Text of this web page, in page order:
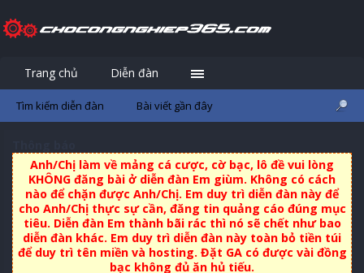
Anh/Chị làm về mảng cá cược, cờ bạc, lô đề vui lòng
KHÔNG đăng bài ở diễn đàn Em giùm. Không có cách
nào để chặn được Anh/Chị. Em duy trì diễn đàn này để
cho Anh/Chị thực sự cần, đăng tin quảng cáo đúng mục
tiêu. Diễn đàn Em thành bãi rác thì nó sẽ chết như bao
diễn đàn khác. Em duy trì diễn đàn này toàn bỏ tiền túi
để duy trì tên miền và hosting. Đặt GA có được vài đồng
bạc không đủ ăn hủ tiếu.
Trang chủ Diễn đàn
Tìm kiếm diễn đàn Bài viết gần đây Đăng ký